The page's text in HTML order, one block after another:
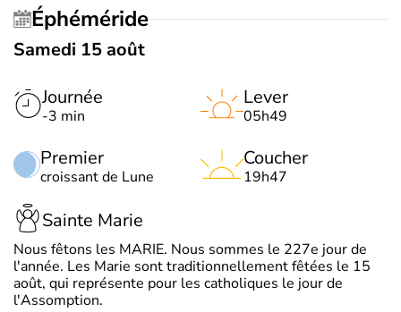
Éphéméride
Samedi 15 août
Journée
-3 min
Premier
croissant de Lune
Lever
05h49
Coucher
19h47
Sainte Marie
Nous fêtons les MARIE. Nous sommes le 227e jour de
l'année. Les Marie sont traditionnellement fêtées le 15
août, qui représente pour les catholiques le jour de
l'Assomption.